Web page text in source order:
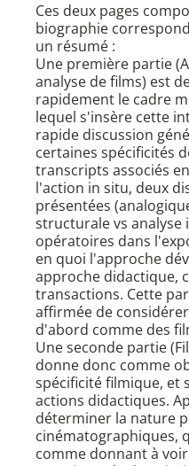
Ces deux pages
biographie
un résumé :
Une première partie
analyse de films) est
rapidement le cadre
lequel s'insère cette
rapide discussion
certaines spécificités
transcripts associés
l'action in situ, deux
présentées
structurale vs
opératoires dans
en quoi l'approche
approche didactique,
transactions. Cette
affirmée de
d'abord comme des
Une seconde partie
donne donc comme
spécificité filmique, et
actions didactiques.
déterminer la nature
cinématographiques,
comme donnant à